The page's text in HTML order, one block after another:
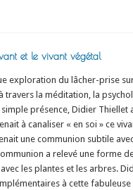
et le vivant végétal
exploration du lâcher-prise
travers la méditation, la
présence, Didier Thiellet
à canaliser « en soi » ce
une communion subtile
a relevé une forme
les plantes et les arbres.
à cette